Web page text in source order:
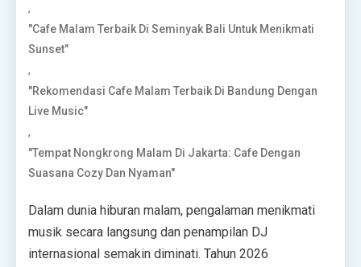
,
"Cafe Malam Terbaik Di Seminyak Bali Untuk Menikmati
Sunset"
,
"Rekomendasi Cafe Malam Terbaik Di Bandung Dengan
Live Music"
,
"Tempat Nongkrong Malam Di Jakarta: Cafe Dengan
Suasana Cozy Dan Nyaman"
Dalam dunia hiburan malam, pengalaman menikmati
musik secara langsung dan penampilan DJ
internasional semakin diminati. Tahun 2026